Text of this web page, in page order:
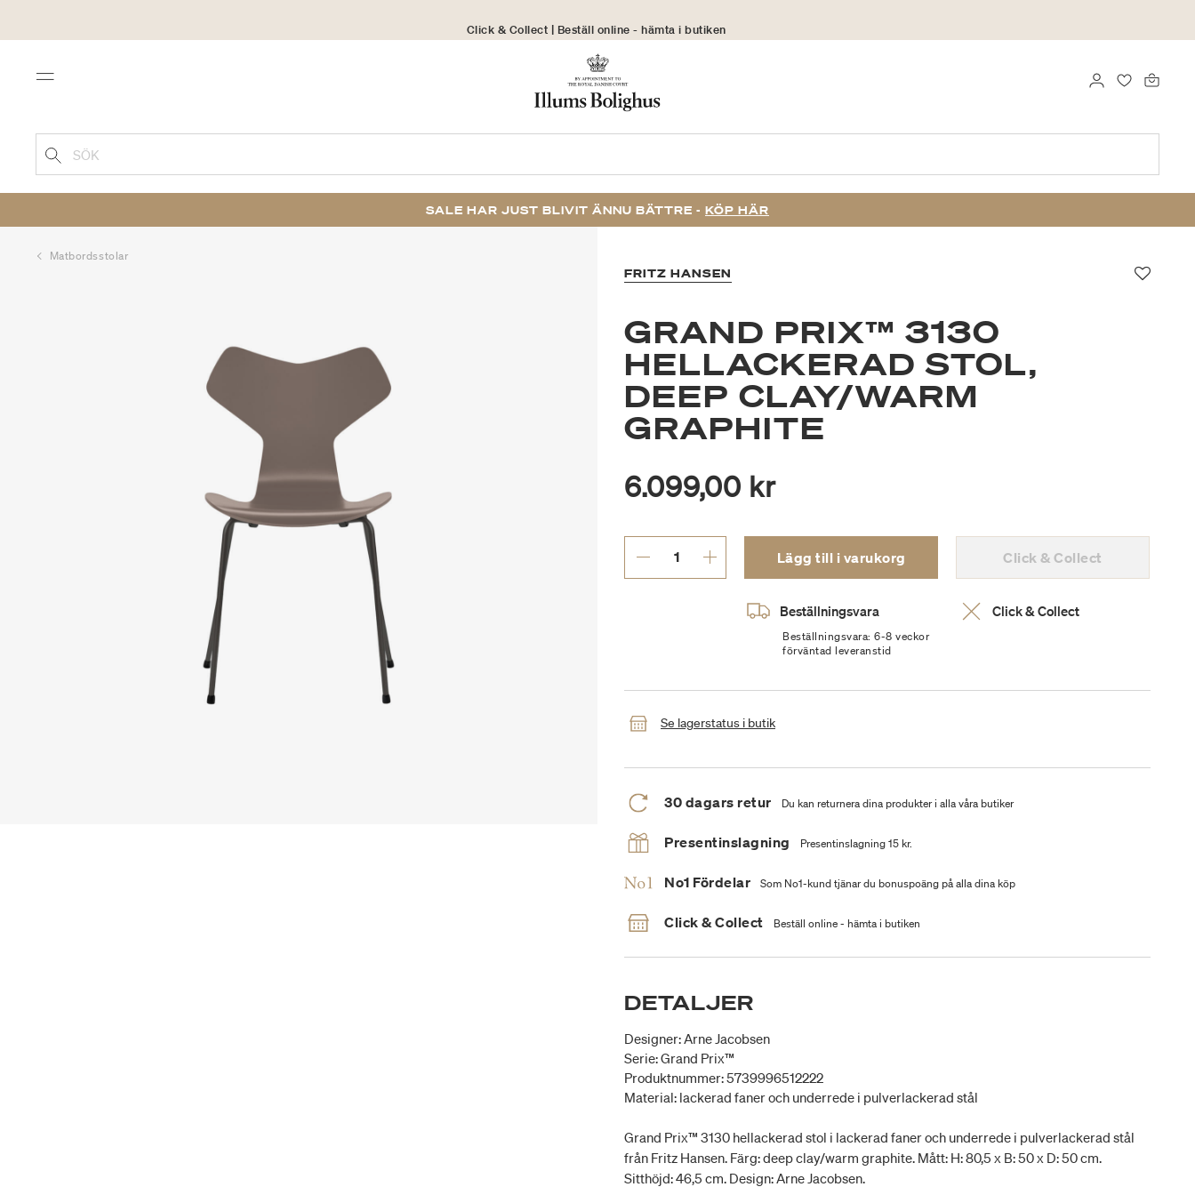
30 dagars returrätt
Menu FAVORITER
LOGGA IN
SÖK
SALE HAR JUST BLIVIT ÄNNU BÄTTRE - KÖP HÄR
Matbordsstolar
FRITZ HANSEN
GRAND PRIX™ 3130
HELLACKERAD STOL,
DEEP CLAY/WARM
GRAPHITE
6.099,00 kr
Lägg till i varukorg Click & Collect
Beställningsvara
Beställningsvara: 6-8 veckor
förväntad leveranstid
Click & Collect
Se lagerstatus i butik
30 dagars retur Du kan returnera dina produkter i alla våra butiker
Presentinslagning Presentinslagning 15 kr.
No1 Fördelar Som No1-kund tjänar du bonuspoäng på alla dina köp
Click & Collect Beställ online - hämta i butiken
DETALJER
Designer: Arne Jacobsen
Serie: Grand Prix™
Produktnummer: 5739996512222
Material: lackerad faner och underrede i pulverlackerad stål
Grand Prix™ 3130 hellackerad stol i lackerad faner och underrede i pulverlackerad stål
från Fritz Hansen. Färg: deep clay/warm graphite. Mått: H: 80,5 x B: 50 x D: 50 cm.
Sitthöjd: 46,5 cm. Design: Arne Jacobsen.